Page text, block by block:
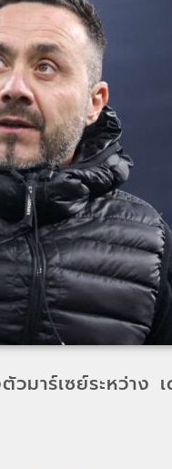
มาร์เซย์ระหว่าง